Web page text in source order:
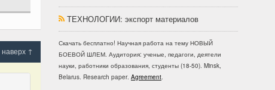
ТЕХНОЛОГИИ: экспорт материалов
Скачать бесплатно! Научная работа на тему НОВЫЙ
БОЕВОЙ ШЛЕМ. Аудитория: ученые, педагоги, деятели
науки, работники образования, студенты (18-50). Minsk,
Belarus. Research paper. Agreement.
наверх ↑